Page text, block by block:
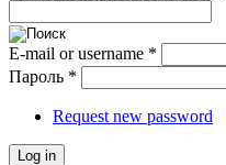
E-mail or username *
Пароль *
Request new password
Log in